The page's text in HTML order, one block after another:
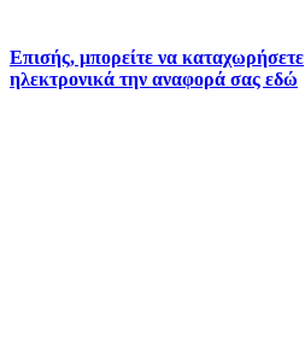
Επισής, μπορείτε να καταχωρήσετε
ηλεκτρονικά την αναφορά σας εδώ